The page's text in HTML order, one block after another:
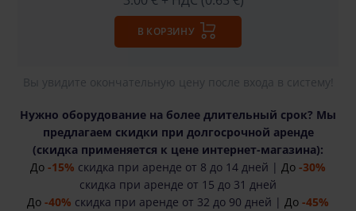
В КОРЗИНУ
Вы увидите окончательную цену после входа в систему!
Нужно оборудование на более длительный срок? Мы
предлагаем скидки при долгосрочной аренде
(cкидка применяется к цене интернет-магазина):
До -15% скидка при аренде от 8 до 14 дней | До -30%
скидка при аренде от 15 до 31 дней
До -40% скидка при аренде от 32 до 90 дней | До -45%